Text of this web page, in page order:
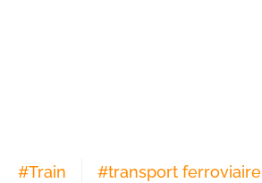
#Train #transport ferroviaire